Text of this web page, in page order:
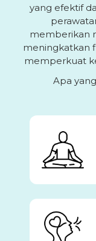
yang efektif
memberikan
meningkatkan
memperkuat
Apa